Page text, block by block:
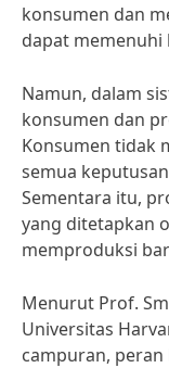
konsumen dan
dapat memenuhi
Namun, dalam
konsumen dan
Konsumen tidak
semua
Sementara itu,
yang ditetapkan
memproduksi
Menurut Prof.
Universitas
campuran,